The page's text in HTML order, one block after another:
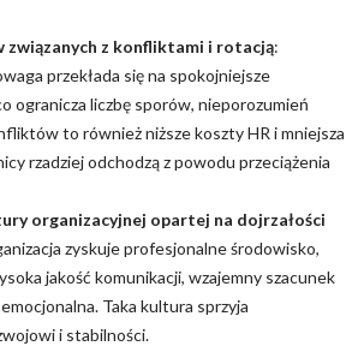
związanych z konfliktami i rotacją:
przekłada się na spokojniejsze
ogranicza liczbę sporów, nieporozumień
to również niższe koszty HR i mniejsza
rzadziej odchodzą z powodu przeciążenia
organizacyjnej opartej na dojrzałości
zyskuje profesjonalne środowisko,
jakość komunikacji, wzajemny szacunek
Taka kultura sprzyja
i stabilności.